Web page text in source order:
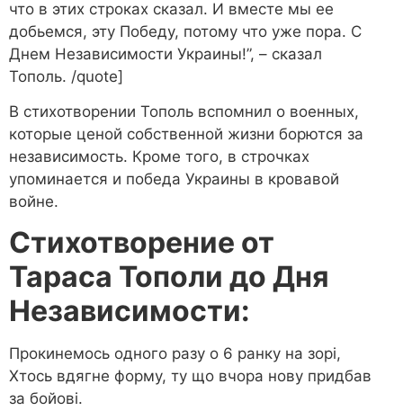
что в этих строках сказал. И вместе мы ее
добьемся, эту Победу, потому что уже пора. С
Днем Независимости Украины!”, – сказал
Тополь. /quote]
В стихотворении Тополь вспомнил о военных,
которые ценой собственной жизни борются за
независимость. Кроме того, в строчках
упоминается и победа Украины в кровавой
войне.
Стихотворение от
Тараса Тополи до Дня
Независимости:
Прокинемось одного разу о 6 ранку на зорі,
Хтось вдягне форму, ту що вчора нову придбав
за бойові.